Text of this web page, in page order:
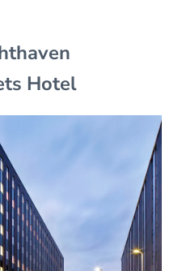
Hotel